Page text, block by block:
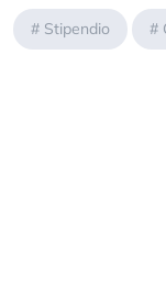
# Stipendio #